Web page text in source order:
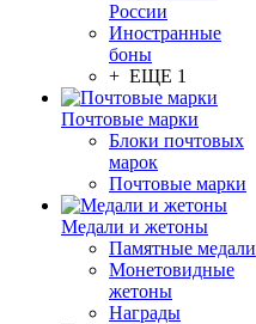
России
Иностранные
боны
+ ЕЩЕ 1
Почтовые марки
Блоки почтовых
марок
Почтовые марки
Медали и жетоны
Памятные медали
Монетовидные
жетоны
Награды